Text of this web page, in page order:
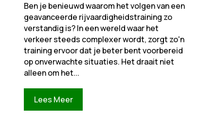
Ben je benieuwd waarom het volgen van een
geavanceerde rijvaardigheidstraining zo
verstandig is? In een wereld waar het
verkeer steeds complexer wordt, zorgt zo'n
training ervoor dat je beter bent voorbereid
op onverwachte situaties. Het draait niet
alleen om het...
Lees Meer